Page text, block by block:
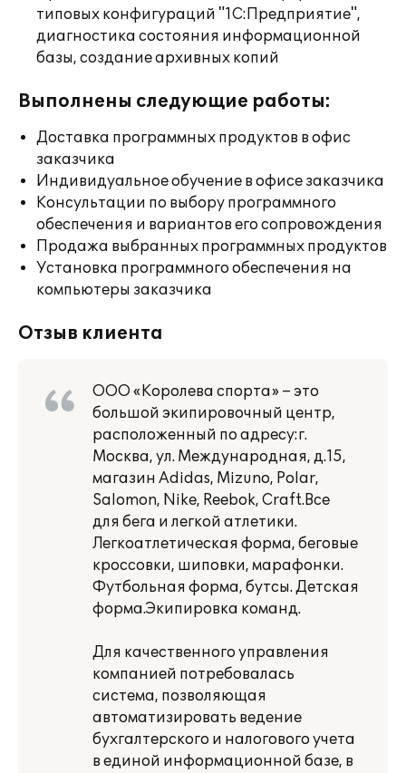
типовых конфигураций "1С:Предприятие",
диагностика состояния информационной
базы, создание архивных копий
Выполнены следующие работы:
Доставка программных продуктов в офис
заказчика
Индивидуальное обучение в офисе заказчика
Консультации по выбору программного
обеспечения и вариантов его сопровождения
Продажа выбранных программных продуктов
Установка программного обеспечения на
компьютеры заказчика
Отзыв клиента
ООО «Королева спорта» – это
большой экипировочный центр,
расположенный по адресу:г.
Москва, ул. Международная, д.15,
магазин Adidas, Mizuno, Polar,
Salomon, Nike, Reebok, Craft.Все
для бега и легкой атлетики.
Легкоатлетическая форма, беговые
кроссовки, шиповки, марафонки.
Футбольная форма, бутсы. Детская
форма.Экипировка команд.
Для качественного управления
компанией потребовалась
система, позволяющая
автоматизировать ведение
бухгалтерского и налогового учета
в единой информационной базе, в